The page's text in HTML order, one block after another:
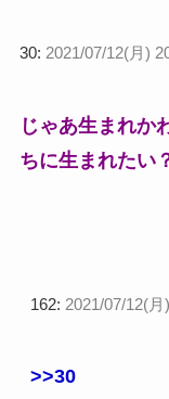
30: 2021/07/12(月)
じゃあ生まれか
ちに生まれたい
162: 2021/07/12(
>>30